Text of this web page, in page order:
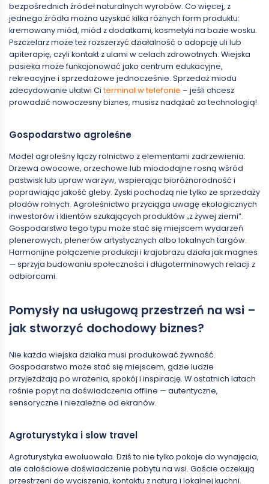
bezpośrednich źródeł naturalnych wyrobów. Co więcej, z
jednego źródła można uzyskać kilka różnych form produktu:
kremowany miód, miód z dodatkami, kosmetyki na bazie wosku.
Pszczelarz może też rozszerzyć działalność o adopcję uli lub
apiterapię, czyli kontakt z ulami w celach zdrowotnych. Wiejska
pasieka może funkcjonować jako centrum edukacyjne,
rekreacyjne i sprzedażowe jednocześnie. Sprzedaż miodu
zdecydowanie ułatwi Citerminal w telefonie – jeśli chcesz
prowadzić nowoczesny biznes, musisz nadążać za technologią!
Gospodarstwo agroleśne
Model agroleśny łączy rolnictwo z elementami zadrzewienia.
Drzewa owocowe, orzechowe lub miododajne rosną wśród
pastwisk lub upraw warzyw, wspierając bioróżnorodność i
poprawiając jakość gleby. Zyski pochodzą nie tylko ze sprzedaży
płodów rolnych. Agroleśnictwo przyciąga uwagę ekologicznych
inwestorów i klientów szukających produktów „z żywej ziemi”.
Gospodarstwo tego typu może stać się miejscem wydarzeń
plenerowych, plenerów artystycznych albo lokalnych targów.
Harmonijne połączenie produkcji i krajobrazu działa jak magnes
— sprzyja budowaniu społeczności i długoterminowych relacji z
odbiorcami.
Pomysły na usługową przestrzeń na wsi –
jak stworzyć dochodowy biznes?
Nie każda wiejska działka musi produkować żywność.
Gospodarstwo może stać się miejscem, gdzie ludzie
przyjeżdżają po wrażenia, spokój i inspirację. W ostatnich latach
rośnie popyt na doświadczenia offline — autentyczne,
sensoryczne i niezależne od ekranów.
Agroturystyka i slow travel
Agroturystyka ewoluowała. Dziś to nie tylko pokoje do wynajęcia,
ale całościowe doświadczenie pobytu na wsi. Goście oczekują
przestrzeni do wyciszenia, kontaktu z naturą i lokalnej kuchni.